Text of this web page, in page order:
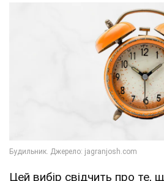
Цей вибір свідчить про те,